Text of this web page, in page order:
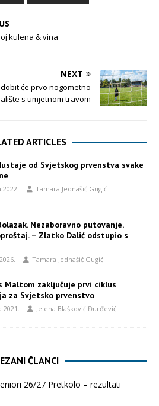
kulena & vina
NEXT
će prvo nogometno
s umjetnom travom
ARTICLES
od Svjetskog prvenstva svake
2022. Tamara Jednašić Gugić
Nezaboravno putovanje.
– Zlatko Dalić odstupio s
Tamara Jednašić Gugić
Maltom zaključuje prvi ciklus
za Svjetsko prvenstvo
2021. Jelena Blašković Đurđević
ČLANCI
26/27 Pretkolo – rezultati